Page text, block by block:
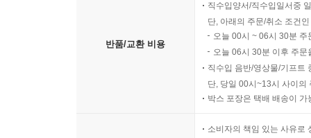
반품/교환 비용
직수입양서/직수입일서중
단, 아래의 주문/취소 조건
오늘 00시 ~ 06시 30분
오늘 06시 30분 이후 주
직수입 음반/영상물/기프트
단, 당일 00시~13시 사이의
박스 포장은 택배 배송이
소비자의 책임 있는 사유로